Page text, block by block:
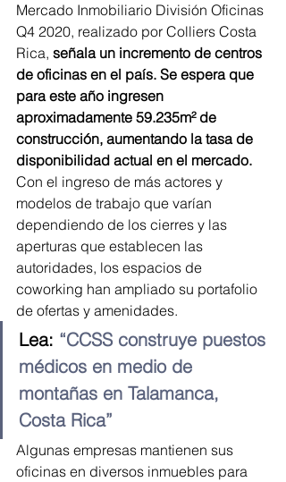
Mercado Inmobiliario División Oficinas
Q4 2020, realizado por Colliers Costa
Rica, señala un incremento de centros
de oficinas en el país. Se espera que
para este año ingresen
aproximadamente 59.235m² de
construcción, aumentando la tasa de
disponibilidad actual en el mercado.
Con el ingreso de más actores y
modelos de trabajo que varían
dependiendo de los cierres y las
aperturas que establecen las
autoridades, los espacios de
coworking han ampliado su portafolio
de ofertas y amenidades.
Lea: “CCSS construye puestos
médicos en medio de
montañas en Talamanca,
Costa Rica”
Algunas empresas mantienen sus
oficinas en diversos inmuebles para